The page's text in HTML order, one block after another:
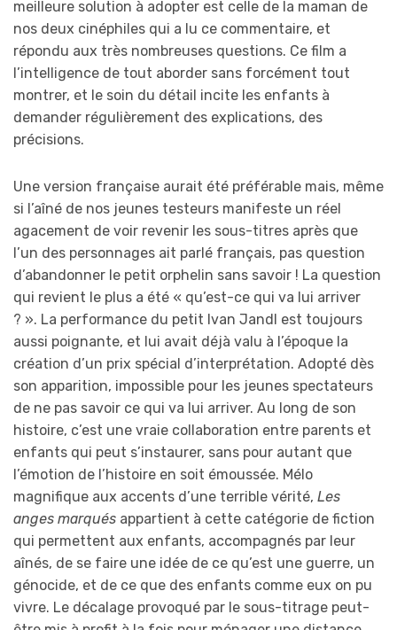
meilleure solution à adopter est celle de la maman de
nos deux cinéphiles qui a lu ce commentaire, et
répondu aux très nombreuses questions. Ce film a
l’intelligence de tout aborder sans forcément tout
montrer, et le soin du détail incite les enfants à
demander régulièrement des explications, des
précisions.
Une version française aurait été préférable mais, même
si l’aîné de nos jeunes testeurs manifeste un réel
agacement de voir revenir les sous-titres après que
l’un des personnages ait parlé français, pas question
d’abandonner le petit orphelin sans savoir ! La question
qui revient le plus a été « qu’est-ce qui va lui arriver
? ». La performance du petit Ivan Jandl est toujours
aussi poignante, et lui avait déjà valu à l’époque la
création d’un prix spécial d’interprétation. Adopté dès
son apparition, impossible pour les jeunes spectateurs
de ne pas savoir ce qui va lui arriver. Au long de son
histoire, c’est une vraie collaboration entre parents et
enfants qui peut s’instaurer, sans pour autant que
l’émotion de l’histoire en soit émoussée. Mélo
magnifique aux accents d’une terrible vérité, Les
anges marqués appartient à cette catégorie de fiction
qui permettent aux enfants, accompagnés par leur
aînés, de se faire une idée de ce qu’est une guerre, un
génocide, et de ce que des enfants comme eux on pu
vivre. Le décalage provoqué par le sous-titrage peut-